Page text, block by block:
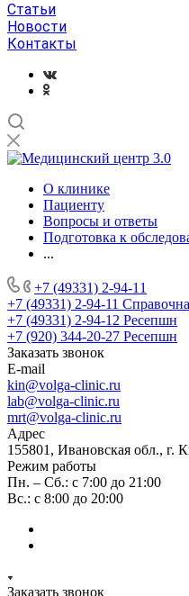
Статьи
Новости
Контакты
О клинике
Пациенту
Вопросы и ответы
Подготовка к
...
+7 (49331) 2-94-11
+7 (49331) 2-94-11
+7 (49331) 2-94-12 Ресепшн
+7 (920) 344-20-27 Ресепшн
Заказать звонок
E-mail
kin@volga-clinic.ru
lab@volga-clinic.ru
mrt@volga-clinic.ru
Адрес
155801, Ивановская обл., г.
Режим работы
Пн. – Сб.: с 7:00 до 21:00
Вс.: с 8:00 до 20:00
Заказать звонок